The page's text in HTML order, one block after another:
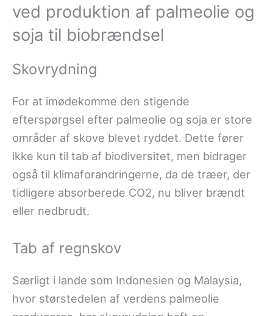
ved produktion af palmeolie og
soja til biobrændsel
Skovrydning
For at imødekomme den stigende
efterspørgsel efter palmeolie og soja er store
områder af skove blevet ryddet. Dette fører
ikke kun til tab af biodiversitet, men bidrager
også til klimaforandringerne, da de træer, der
tidligere absorberede CO2, nu bliver brændt
eller nedbrudt.
Tab af regnskov
Særligt i lande som Indonesien og Malaysia,
hvor størstedelen af verdens palmeolie